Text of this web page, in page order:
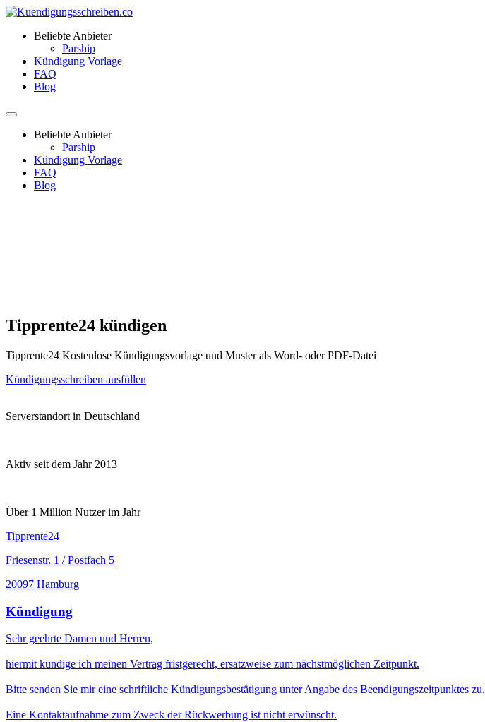
Beliebte Anbieter
Parship
Kündigung Vorlage
FAQ
Blog
Beliebte Anbieter
Parship
Kündigung Vorlage
FAQ
Blog
Tipprente24 kündigen
Tipprente24 Kostenlose Kündigungsvorlage und Muster als Word- oder PDF-Datei
Kündigungsschreiben ausfüllen
Serverstandort in Deutschland
Aktiv seit dem Jahr 2013
Über 1 Million Nutzer im Jahr
Tipprente24
Friesenstr. 1 / Postfach 5
20097 Hamburg
Kündigung
Sehr geehrte Damen und Herren,
hiermit kündige ich meinen Vertrag fristgerecht, ersatzweise zum nächstmöglichen Zeitpunkt.
Bitte senden Sie mir eine schriftliche Kündigungsbestätigung unter Angabe des Beendigungszeitpunktes zu.
Eine Kontaktaufnahme zum Zweck der Rückwerbung ist nicht erwünscht.